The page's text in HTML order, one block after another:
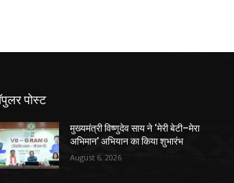
पोस्ट
मुख्यमंत्री विष्णुदेव साय ने ‘मेरी बेटी–मेरा
अभिमान’ अभियान का किया शुभारंभ
August 6, 2026